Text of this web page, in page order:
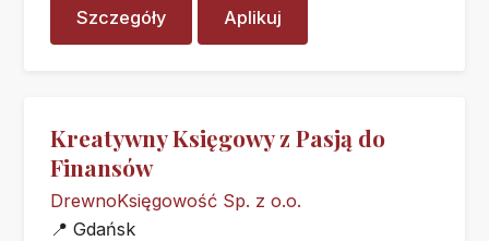
Szczegóły
Aplikuj
Kreatywny Księgowy z Pasją do
Finansów
DrewnoKsięgowość Sp. z o.o.
📍 Gdańsk